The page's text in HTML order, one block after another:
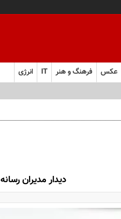
عکس فرهنگ و هنر IT انرژی
دیدار مدیران